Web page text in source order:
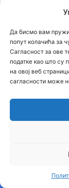
Да бисмо вам
попут колачића за
Сагласност за ове
податке као што
на овој веб
сагласности може
Филм